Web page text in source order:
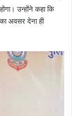
उन्होंने कहा कि
अवसर देना ही